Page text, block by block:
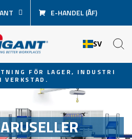
E-HANDEL (ÅF)
SV
Pausa
bildspel
FÖR LAGER, INDUSTRI
VERKSTAD.